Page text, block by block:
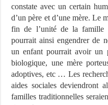
constate avec un certain
d’un père et d’une mère. Le
fin de l’unité de la famille
pourrait ainsi engendrer de
un enfant pourrait avoir un
biologique, une mère
adoptives, etc … Les
aides sociales deviendront
familles traditionnelles